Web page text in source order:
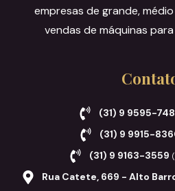
empresas de grande,
vendas de máquinas
(31) 9 9595-
(31) 9 9915-
(31) 9 9163-3559
Rua Catete, 669 - Alto